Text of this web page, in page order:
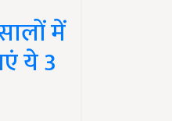
में
ये 3